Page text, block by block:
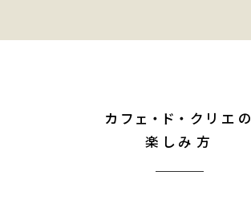
カフェ・ド・クリエの
楽しみ方